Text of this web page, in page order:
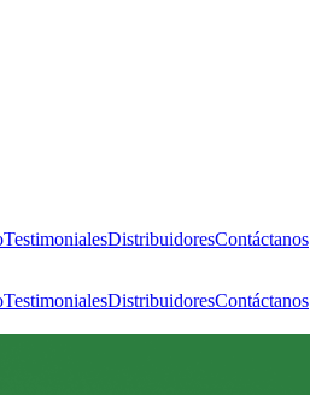
TestimonialesDistribuidoresContáctanos
TestimonialesDistribuidoresContáctanos